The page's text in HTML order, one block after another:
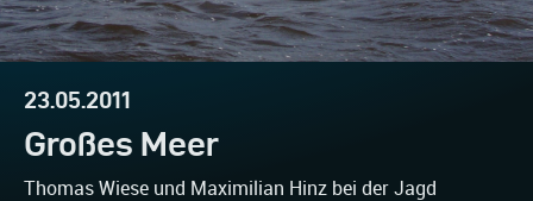
23.05.2011
Großes Meer
Thomas Wiese und Maximilian Hinz bei der Jagd